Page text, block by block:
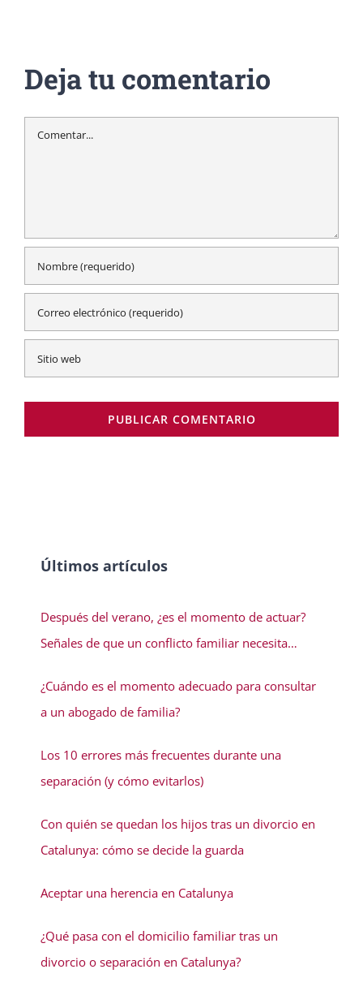
Deja tu comentario
Comentar
Últimos artículos
Después del verano, ¿es el momento de actuar?
Señales de que un conflicto familiar necesita
¿Cuándo es el momento adecuado para consultar
a un abogado de familia?
Los 10 errores más frecuentes durante una
separación (y cómo evitarlos)
Con quién se quedan los hijos tras un divorcio en
Catalunya: cómo se decide la guarda
Aceptar una herencia en Catalunya
¿Qué pasa con el domicilio familiar tras un
divorcio o separación en Catalunya?